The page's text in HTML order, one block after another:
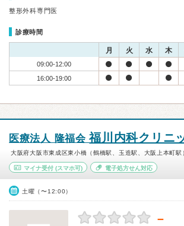
整形外科専門医
診療時間
月 火 水 木
09:00-12:00
16:00-19:00
医療法人 隆福会福川内科クリニ
大阪府大阪市東成区東小橋（鶴橋駅、玉造駅、大阪上本町駅
マイナ受付 (スマホ可) 電子処方せん対応
土曜（〜12:00）
－